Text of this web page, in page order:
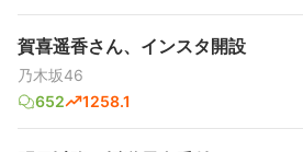
賀喜遥香さん、インスタ開設
乃木坂46
652
1258.1